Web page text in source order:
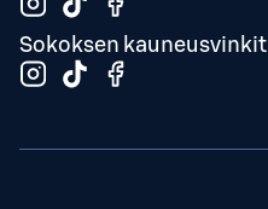
Sokoksen kauneusvinkit